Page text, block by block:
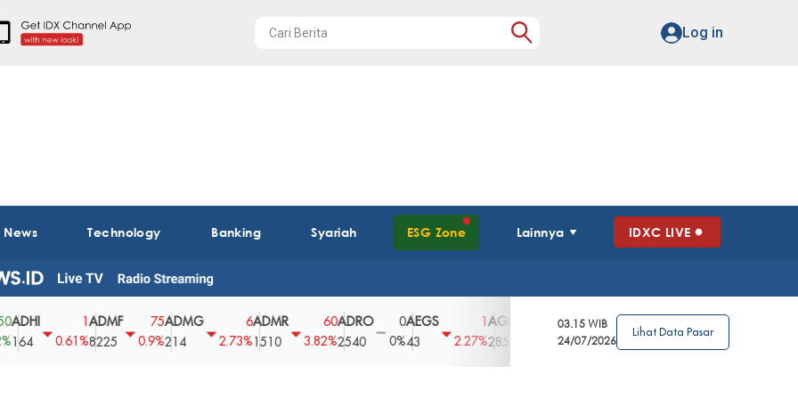
Log in
Technology Banking Syariah ESG Zone Lainnya IDXC LIVE
0.61%
ADMF
8225
75
0.9%
ADMG
214
2.73%
ADMR
1510
60
3.82%
ADRO
2540
0
0%
AEGS
2.27% 2850
3.39%
AGRO
2.63%
AGRS
62
0%
03.15 WIB
24/07/2026
Lihat Data Pasar